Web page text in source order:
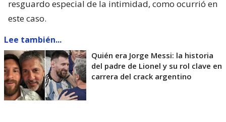
resguardo especial de la intimidad, como ocurrió en
este caso.
Lee también...
Quién era Jorge Messi: la historia
del padre de Lionel y su rol clave en
carrera del crack argentino